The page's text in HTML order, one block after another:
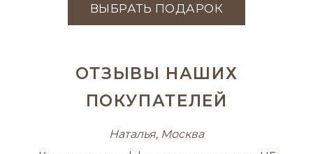
ВЫБРАТЬ ПОДАРОК
ОТЗЫВЫ НАШИХ
ПОКУПАТЕЛЕЙ
Наталья, Москва